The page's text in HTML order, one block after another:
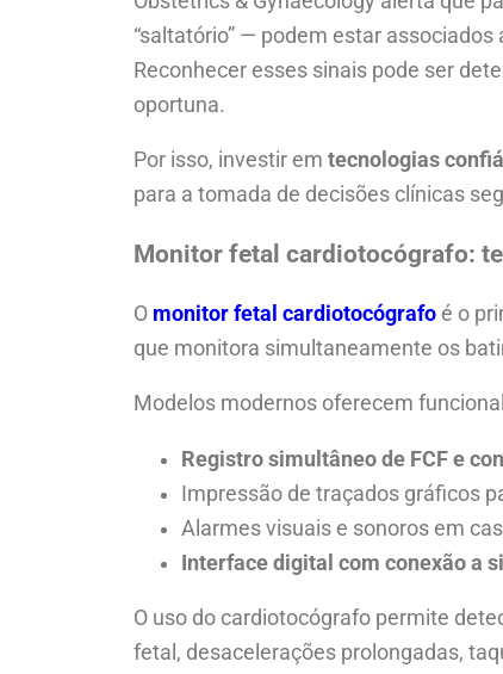
“saltatório” — podem estar
Reconhecer esses sinais pode ser
oportuna.
Por isso, investir em tecnologias
para a tomada de decisões clínicas
Monitor fetal cardiotocógrafo:
O monitor fetal cardiotocógrafo é o
que monitora simultaneamente os
Modelos modernos oferecem
Registro simultâneo de FCF e
Impressão de traçados gráficos
Alarmes visuais e sonoros em
Interface digital com conexão a
O uso do cardiotocógrafo permite
fetal, desacelerações prolongadas,